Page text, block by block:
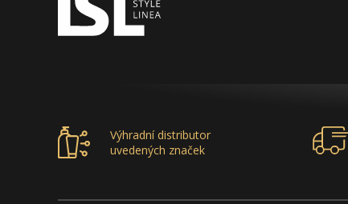
Výhradní distributor
uvedených značek